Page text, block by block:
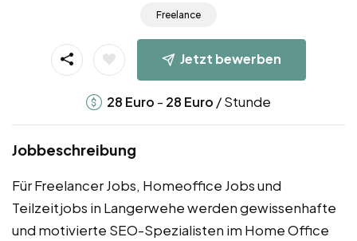
Freelance
Jetzt bewerben
28 Euro - 28 Euro / Stunde
Jobbeschreibung
Für Freelancer Jobs, Homeoffice Jobs und
Teilzeitjobs in Langerwehe werden gewissenhafte
und motivierte SEO-Spezialisten im Home Office